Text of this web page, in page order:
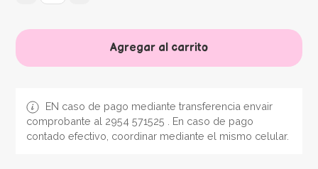
Agregar al carrito
EN caso de pago mediante transferencia envair
comprobante al 2954 571525 . En caso de pago
contado efectivo, coordinar mediante el mismo celular.